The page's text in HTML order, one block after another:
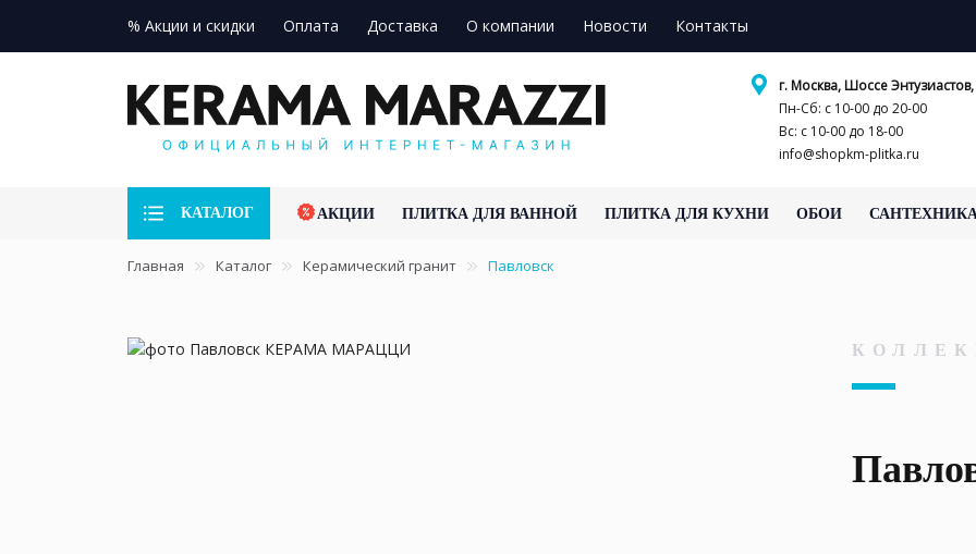
% Акции и скидки Оплата Доставка О компании Новости Контакты
г. Москва, Шоссе
Пн-Сб: с 10-00 до 20-00
Вс: с 10-00 до 18-00
info@shopkm-plitka.ru
КАТАЛОГ АКЦИИ ПЛИТКА ДЛЯ ВАННОЙ ПЛИТКА ДЛЯ КУХНИ ОБОИ
Главная Каталог Керамический гранит Павловск